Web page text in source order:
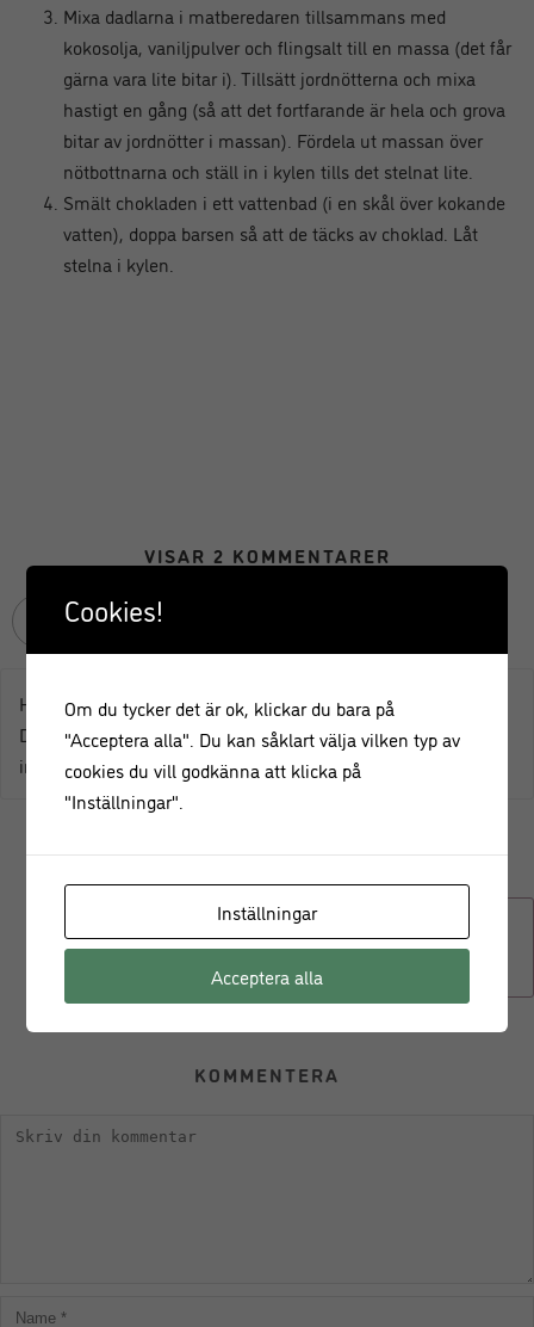
Mixa dadlarna i matberedaren tillsammans med
kokosolja, vaniljpulver och flingsalt till en massa (det får
gärna vara lite bitar i). Tillsätt jordnötterna och mixa
hastigt en gång (så att det fortfarande är hela och grova
bitar av jordnötter i massan). Fördela ut massan över
nötbottnarna och ställ in i kylen tills det stelnat lite.
Smält chokladen i ett vattenbad (i en skål över kokande
vatten), doppa barsen så att de täcks av choklad. Låt
stelna i kylen.
VISAR 2 KOMMENTARER
Lana 2023-04-06
Hej!
Du skriver att receptet är sockerfritt men mörkchoklad
innehåller ju socker? Eller köper du sockerfritt alternativ?
Ja, det kan man göra om man vill. Det finns goda
KOMMENTERA
Cookies!
Om du tycker det är ok, klickar du bara på
"Acceptera alla". Du kan såklart välja vilken typ av
cookies du vill godkänna att klicka på
"Inställningar".
Inställningar
Acceptera alla